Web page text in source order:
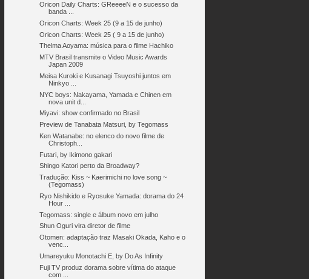
Oricon Daily Charts: GReeeeN e o sucesso da
banda ...
Oricon Charts: Week 25 (9 a 15 de junho)
Oricon Charts: Week 25 ( 9 a 15 de junho)
Thelma Aoyama: música para o filme Hachiko
MTV Brasil transmite o Video Music Awards
Japan 2009
Meisa Kuroki e Kusanagi Tsuyoshi juntos em
Ninkyo ...
NYC boys: Nakayama, Yamada e Chinen em
nova unit d...
Miyavi: show confirmado no Brasil
Preview de Tanabata Matsuri, by Tegomass
Ken Watanabe: no elenco do novo filme de
Christoph...
Futari, by Ikimono gakari
Shingo Katori perto da Broadway?
Tradução: Kiss ~ Kaerimichi no love song ~
(Tegomass)
Ryo Nishikido e Ryosuke Yamada: dorama do 24
Hour ...
Tegomass: single e álbum novo em julho
Shun Oguri vira diretor de filme
Otomen: adaptação traz Masaki Okada, Kaho e o
venc...
Umareyuku Monotachi E, by Do As Infinity
Fuji TV produz dorama sobre vítima do ataque
com ...